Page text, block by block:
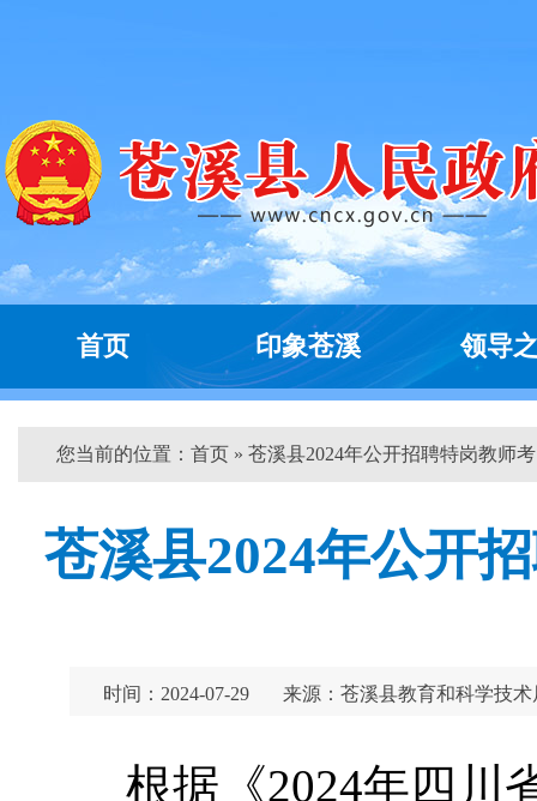
首页 印象苍溪 领导
您当前的位置： 首页 » 苍溪县2024年公开招聘特岗教师
苍溪县2024年公开
时间：2024-07-29 来源：苍溪县教育和科学技术
根据《2024年四川